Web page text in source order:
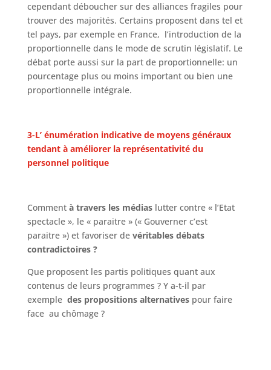
cependant déboucher sur des alliances fragiles pour
trouver des majorités. Certains proposent dans tel et
tel pays, par exemple en France, l’introduction de la
proportionnelle dans le mode de scrutin législatif. Le
débat porte aussi sur la part de proportionnelle: un
pourcentage plus ou moins important ou bien une
proportionnelle intégrale.
3-L’ énumération indicative de moyens généraux
tendant à améliorer la représentativité du
personnel politique
Comment à travers les médiaslutter contre « l’Etat
spectacle », le « paraitre » (« Gouverner c’est
paraitre ») et favoriser de véritables débats
contradictoires ?
Que proposent les partis politiques quant aux
contenus de leurs programmes ? Y a-t-il par
exemple des propositions alternatives pour faire
face au chômage ?